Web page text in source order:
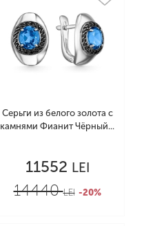
Серьги из белого золота с
камнями Фианит Чёрный...
11552 LEI
14440LEI -20%